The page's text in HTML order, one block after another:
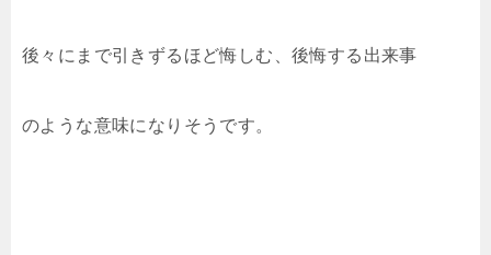
後々にまで引きずるほど悔しむ、後悔する出来事
のような意味になりそうです。